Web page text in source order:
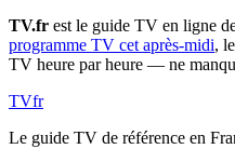
TV.fr est le guide TV en ligne
programme TV cet après-midi, le
TV heure par heure — ne
TVfr
Le guide TV de référence en